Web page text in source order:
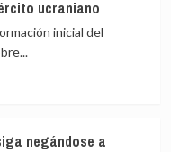
ucraniano
inicial del
negándose a